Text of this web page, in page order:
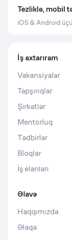
Tezliklə, mobil
iOS & Android
İş axtarıram
Vakansiyalar
Tapşırıqlar
Şirkətlər
Mentorluq
Tədbirlər
Bloqlar
İş elanları
Əlavə
Haqqımızda
Əlaqə